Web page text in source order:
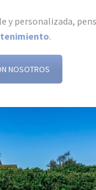
y personalizada,
.
NOSOTROS